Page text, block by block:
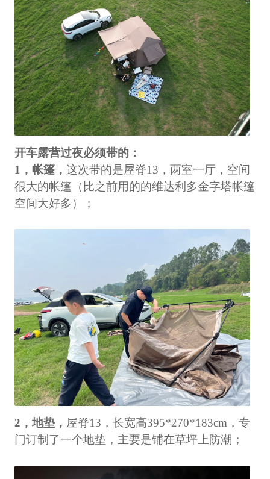
开车露营过夜必须带的：
1，帐篷， 这次带的是屋脊13，两室一厅，空间
很大的帐篷（比之前用的的维达利多金字塔帐篷
空间大好多）；
2，地垫， 屋脊13，长宽高395*270*183cm，专
门订制了一个地垫，主要是铺在草坪上防潮；